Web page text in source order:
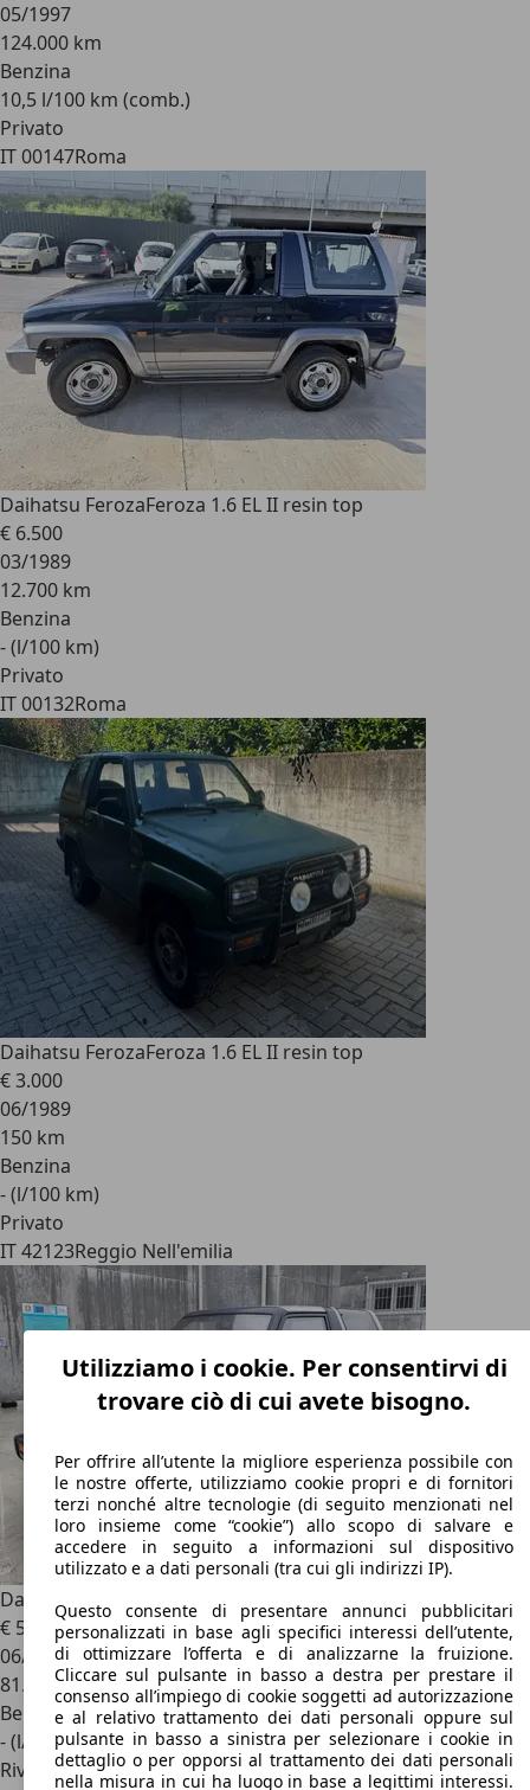
05/1997
124.000 km
Benzina
10,5 l/100 km (comb.)
Privato
IT 00147Roma
Daihatsu FerozaFeroza 1.6 EL II resin top
€ 6.500
03/1989
12.700 km
Benzina
- (l/100 km)
Privato
IT 00132Roma
Daihatsu FerozaFeroza 1.6 EL II resin top
€ 3.000
06/1989
150 km
Benzina
- (l/100 km)
Privato
IT 42123Reggio Nell'emilia
Daihatsu Feroza
1.6i cat Resin-top GPL
€ 5.000
06/1991
81.500 km
Benzina
- (l/100 km)
Rivenditore
Utilizziamo i cookie. Per consentirvi di
trovare ciò di cui avete bisogno.
Per offrire all’utente la migliore esperienza possibile con
le nostre offerte, utilizziamo cookie propri e di fornitori
terzi nonché altre tecnologie (di seguito menzionati nel
loro insieme come “cookie”) allo scopo di salvare e
accedere in seguito a informazioni sul dispositivo
utilizzato e a dati personali (tra cui gli indirizzi IP).
Questo consente di presentare annunci pubblicitari
personalizzati in base agli specifici interessi dell’utente,
di ottimizzare l’offerta e di analizzarne la fruizione.
Cliccare sul pulsante in basso a destra per prestare il
consenso all’impiego di cookie soggetti ad autorizzazione
e al relativo trattamento dei dati personali oppure sul
pulsante in basso a sinistra per selezionare i cookie in
dettaglio o per opporsi al trattamento dei dati personali
nella misura in cui ha luogo in base a legittimi interessi.